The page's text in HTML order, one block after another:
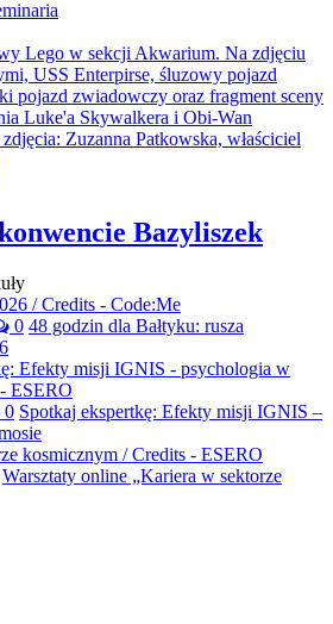
Bazyliszek
0 48 godzin dla Bałtyku: rusza
0 Spotkaj ekspertkę: Efekty misji IGNIS –
Warsztaty online „Kariera w sektorze